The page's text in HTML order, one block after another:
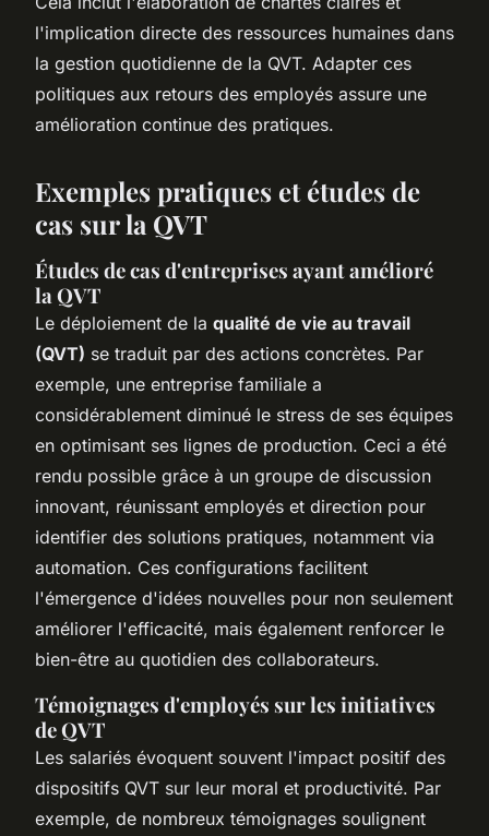
l'implication directe des ressources humaines dans
la gestion quotidienne de la QVT. Adapter ces
politiques aux retours des employés assure une
amélioration continue des pratiques.
Exemples pratiques et études de
cas sur la QVT
Études de cas d'entreprises ayant amélioré
la QVT
Le déploiement de la qualité de vie au travail
(QVT) se traduit par des actions concrètes. Par
exemple, une entreprise familiale a
considérablement diminué le stress de ses équipes
en optimisant ses lignes de production. Ceci a été
rendu possible grâce à un groupe de discussion
innovant, réunissant employés et direction pour
identifier des solutions pratiques, notamment via
automation. Ces configurations facilitent
l'émergence d'idées nouvelles pour non seulement
améliorer l'efficacité, mais également renforcer le
bien-être au quotidien des collaborateurs.
Témoignages d'employés sur les initiatives
de QVT
Les salariés évoquent souvent l'impact positif des
dispositifs QVT sur leur moral et productivité. Par
exemple, de nombreux témoignages soulignent